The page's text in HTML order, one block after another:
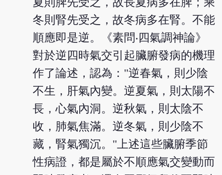
冬則腎先受之，故冬病多在腎。不能
順應即是逆。《素問‧四氣調神論》
對於逆四時氣交引起臟腑發病的機理
作了論述，認為："逆春氣，則少陰
不生，肝氣內變。逆夏氣，則太陽不
長，心氣內洞。逆秋氣，則太陰不
收，肺氣焦滿。逆冬氣，則少陰不
藏，腎氣獨沉。"上述這些臟腑季節
性病證，都是屬於不順應氣交變動而